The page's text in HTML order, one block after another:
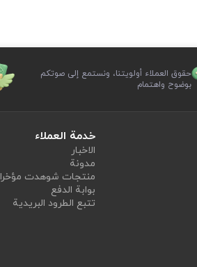
حقوق العملاء أولويتنا، ونستمع إلى صوتكم
بوضوح واهتمام
خدمة العملاء
الاخبار
مدونة
منتجات شوهدت مؤخرا
بوابة الدفع
تتبع الطرود البريدية